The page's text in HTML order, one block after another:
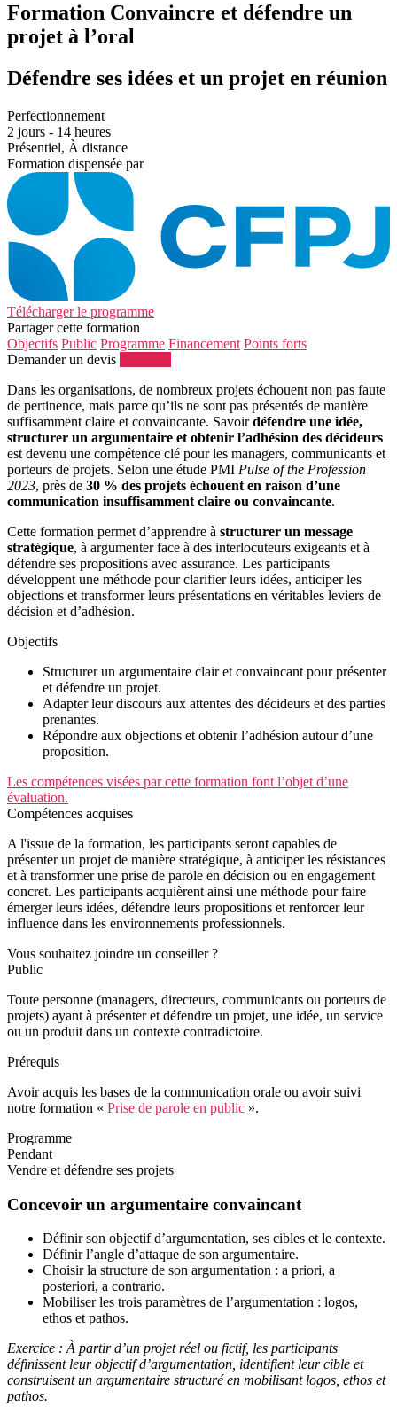
Formation Convaincre et défendre un
projet à l’oral
Défendre ses idées et un projet en réunion
Perfectionnement
2 jours - 14 heures
Présentiel, À distance
Formation dispensée par
Télécharger le programme
Partager cette formation
Objectifs Public Programme Financement Points forts
Demander un devis
Dans les organisations, de nombreux projets échouent non pas faute
de pertinence, mais parce qu’ils ne sont pas présentés de manière
suffisamment claire et convaincante. Savoirdéfendre une idée,
structurer un argumentaire et obtenir l’adhésion des décideurs
est devenu une compétence clé pour les managers, communicants et
porteurs de projets. Selon une étude PMI Pulse of the Profession
2023, près de 30 % des projets échouent en raison d’une
communication insuffisamment claire ou convaincante.
Cette formation permet d’apprendre à structurer un message
stratégique, à argumenter face à des interlocuteurs exigeants et à
défendre ses propositions avec assurance. Les participants
développent une méthode pour clarifier leurs idées, anticiper les
objections et transformer leurs présentations en véritables leviers de
décision et d’adhésion.
Objectifs
Structurer un argumentaire clair et convaincant pour présenter
et défendre un projet.
Adapter leur discours aux attentes des décideurs et des parties
prenantes.
Répondre aux objections et obtenir l’adhésion autour d’une
proposition.
Les compétences visées par cette formation font l’objet d’une
évaluation.
Compétences acquises
A l'issue de la formation, les participants seront capables de
présenter un projet de manière stratégique, à anticiper les résistances
et à transformer une prise de parole en décision ou en engagement
concret. Les participants acquièrent ainsi une méthode pour faire
émerger leurs idées, défendre leurs propositions et renforcer leur
influence dans les environnements professionnels.
Vous souhaitez joindre un conseiller ?
Public
Toute personne (managers, directeurs, communicants ou porteurs de
projets) ayant à présenter et défendre un projet, une idée, un service
ou un produit dans un contexte contradictoire.
Prérequis
Avoir acquis les bases de la communication orale ou avoir suivi
notre formation « Prise de parole en public ».
Programme
Pendant
Vendre et défendre ses projets
Concevoir un argumentaire convaincant
Définir son objectif d’argumentation, ses cibles et le contexte.
Définir l’angle d’attaque de son argumentaire.
Choisir la structure de son argumentation : a priori, a
posteriori, a contrario.
Mobiliser les trois paramètres de l’argumentation : logos,
ethos et pathos.
Exercice : À partir d’un projet réel ou fictif, les participants
définissent leur objectif d’argumentation, identifient leur cible et
construisent un argumentaire structuré en mobilisant logos, ethos et
pathos.